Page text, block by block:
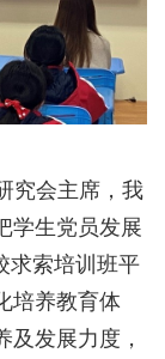
究会主席，我
学生党员发展
求索培训班平
培养教育体
发展力度，